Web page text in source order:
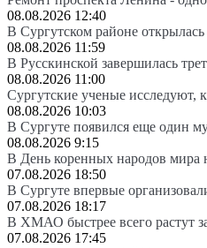
08.08.2026 12:40
В Сургутском районе
08.08.2026 11:59
В Русскинской завершилась
08.08.2026 11:00
Сургутские ученые исследуют,
08.08.2026 10:03
В Сургуте появился еще один
08.08.2026 9:15
В День коренных народов мира
07.08.2026 18:50
В Сургуте впервые
07.08.2026 18:17
В ХМАО быстрее всего растут
07.08.2026 17:45